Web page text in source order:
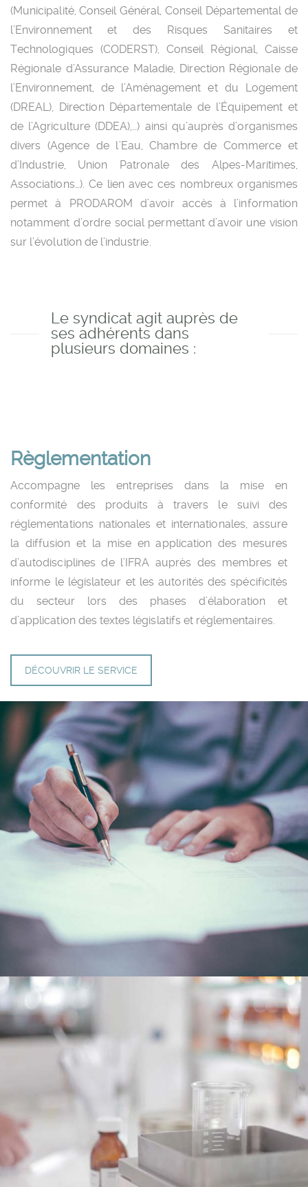
(Municipalité, Conseil Général, Conseil Départemental de
l’Environnement et des Risques Sanitaires et
Technologiques (CODERST), Conseil Régional, Caisse
Régionale d’Assurance Maladie, Direction Régionale de
l’Environnement, de l’Aménagement et du Logement
(DREAL), Direction Départementale de l’Équipement et
de l’Agriculture (DDEA),…) ainsi qu’auprès d’organismes
divers (Agence de l’Eau, Chambre de Commerce et
d’Industrie, Union Patronale des Alpes-Maritimes,
Associations…). Ce lien avec ces nombreux organismes
permet à PRODAROM d’avoir accès à l’information
notamment d’ordre social permettant d’avoir une vision
sur l’évolution de l’industrie.
Le syndicat agit auprès de
ses adhérents dans
plusieurs domaines :
Règlementation
Accompagne les entreprises dans la mise en
conformité des produits à travers le suivi des
réglementations nationales et internationales, assure
la diffusion et la mise en application des mesures
d’autodisciplines de l’IFRA auprès des membres et
informe le législateur et les autorités des spécificités
du secteur lors des phases d’élaboration et
d’application des textes législatifs et réglementaires.
DÉCOUVRIR LE SERVICE